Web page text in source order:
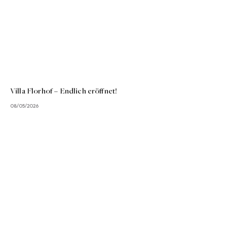
Villa Florhof – Endlich eröffnet!
08/05/2026